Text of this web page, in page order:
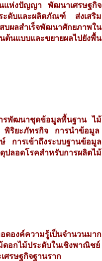
นแห่งปัญญา พัฒนาเศรษฐกิจ
ะดับและผลิตภัณฑ์ ส่งเสริม
ผลสำเร็จพัฒนาศักยภาพใน
ต้นแบบและขยายผลไปยังพื้น
ารพัฒนาชุดข้อมูลพื้นฐาน ไม้
พิริยะภัทรกิจ การนำข้อมูล
การเข้าถึงระบบฐานข้อมูล
ลอดโรคสำหรับการผลิตไม้
องค์ความรู้เป็นจำนวนมาก
ดอกไม้ประดับในเชิงพาณิชย์
ศรษฐกิจฐานราก